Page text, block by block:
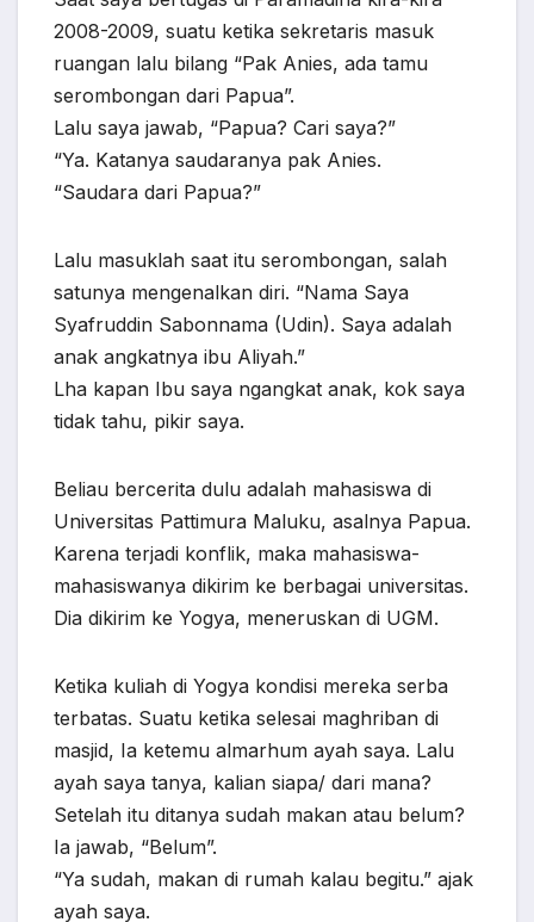
2008-2009, suatu ketika sekretaris masuk
ruangan lalu bilang “Pak Anies, ada tamu
serombongan dari Papua”.
Lalu saya jawab, “Papua? Cari saya?”
“Ya. Katanya saudaranya pak Anies.
“Saudara dari Papua?”
Lalu masuklah saat itu serombongan, salah
satunya mengenalkan diri. “Nama Saya
Syafruddin Sabonnama (Udin). Saya adalah
anak angkatnya ibu Aliyah.”
Lha kapan Ibu saya ngangkat anak, kok saya
tidak tahu, pikir saya.
Beliau bercerita dulu adalah mahasiswa di
Universitas Pattimura Maluku, asalnya Papua.
Karena terjadi konflik, maka mahasiswa-
mahasiswanya dikirim ke berbagai universitas.
Dia dikirim ke Yogya, meneruskan di UGM.
Ketika kuliah di Yogya kondisi mereka serba
terbatas. Suatu ketika selesai maghriban di
masjid, Ia ketemu almarhum ayah saya. Lalu
ayah saya tanya, kalian siapa/ dari mana?
Setelah itu ditanya sudah makan atau belum?
Ia jawab, “Belum”.
“Ya sudah, makan di rumah kalau begitu.” ajak
ayah saya.